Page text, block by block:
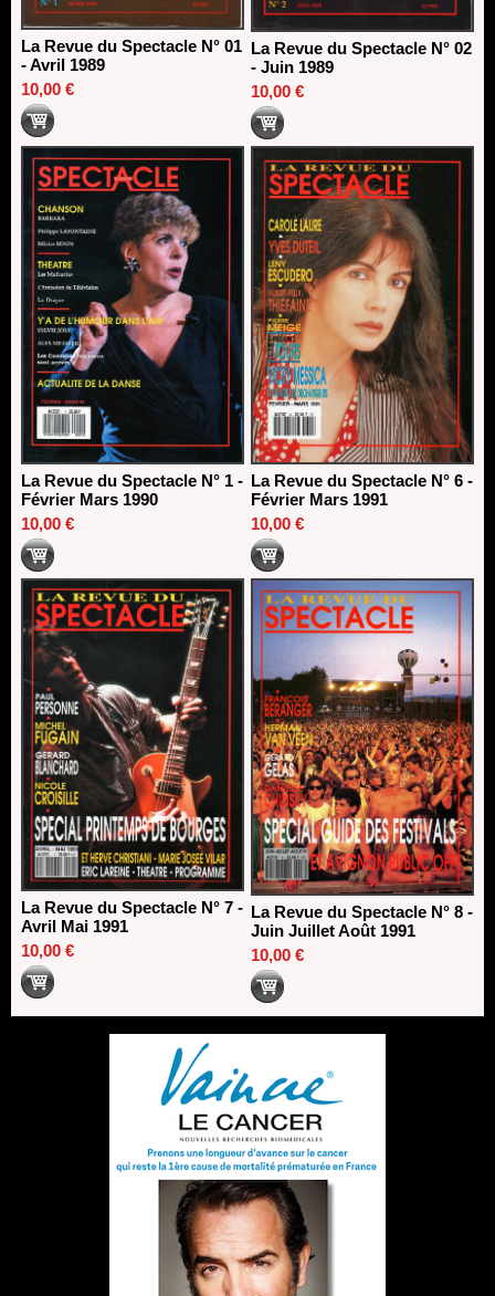
La Revue du Spectacle N° 01
- Avril 1989
10,00 €
La Revue du Spectacle N° 02
- Juin 1989
10,00 €
La Revue du Spectacle N° 1 -
Février Mars 1990
10,00 €
La Revue du Spectacle N° 6 -
Février Mars 1991
10,00 €
La Revue du Spectacle N° 7 -
Avril Mai 1991
10,00 €
La Revue du Spectacle N° 8 -
Juin Juillet Août 1991
10,00 €